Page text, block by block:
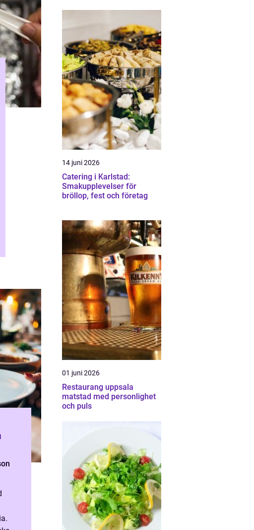
14 juni 2026
Catering i Karlstad:
Smakupplevelser för
bröllop, fest och företag
01 juni 2026
Restaurang uppsala
matstad med personlighet
och puls